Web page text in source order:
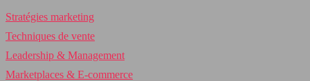
Stratégies marketing
Techniques de vente
Leadership & Management
Marketplaces & E-commerce